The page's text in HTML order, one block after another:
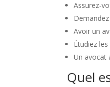
Assurez-
Avoir un
Étudiez
Un avocat
Quel